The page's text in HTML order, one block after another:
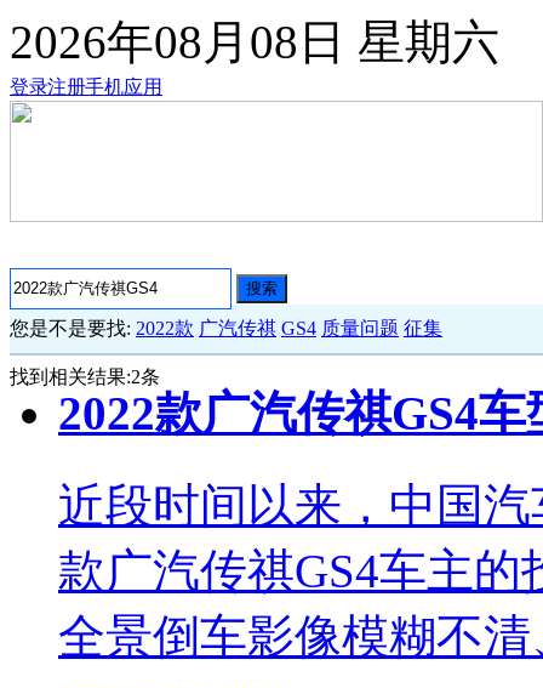
2026年08月08日 星期六
登录注册手机应用
搜索
您是不是要找: 2022款 广汽传祺 GS4 质量问题 征集
找到相关结果:2条
2022款广汽传祺GS4
近段时间以来，中国
款广汽传祺GS4车主
全景倒车影像模糊不